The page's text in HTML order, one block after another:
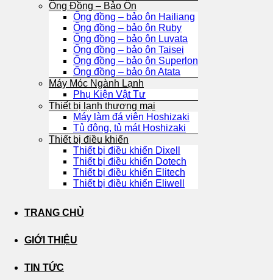
Ống Đồng – Bảo Ôn
Ống đồng – bảo ôn Hailiang
Ống đồng – bảo ôn Ruby
Ống đồng – bảo ôn Luvata
Ống đồng – bảo ôn Taisei
Ống đồng – bảo ôn Superlon
Ống đồng – bảo ôn Atata
Máy Móc Ngành Lạnh
Phụ Kiện Vật Tư
Thiết bị lạnh thương mại
Máy làm đá viên Hoshizaki
Tủ đông, tủ mát Hoshizaki
Thiết bị điều khiển
Thiết bị điều khiển Dixell
Thiết bị điều khiển Dotech
Thiết bị điều khiển Elitech
Thiết bị điều khiển Eliwell
TRANG CHỦ
GIỚI THIỆU
TIN TỨC